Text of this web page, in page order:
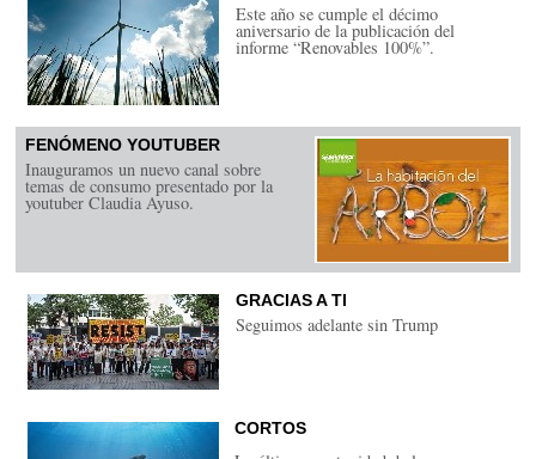
Este año se cumple el décimo
aniversario de la publicación del
informe “Renovables 100%”.
FENÓMENO YOUTUBER
Inauguramos un nuevo canal sobre
temas de consumo presentado por la
youtuber Claudia Ayuso.
GRACIAS A TI
Seguimos adelante sin Trump
CORTOS